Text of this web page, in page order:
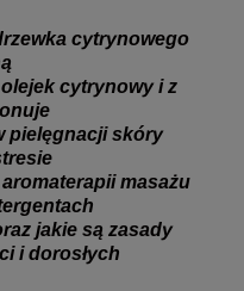
cytrynowego
cytrynowy i z
pielęgnacji skóry
masażu
jakie są zasady
i dorosłych